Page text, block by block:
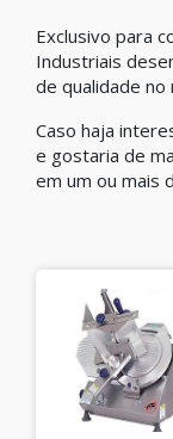
Exclusivo para
Industriais
de qualidade no
Caso haja
e gostaria de
em um ou mais